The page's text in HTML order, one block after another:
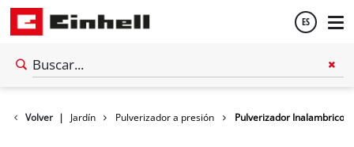
ES
Volver | Jardín Pulverizador a presión Pulverizador Inalambrico